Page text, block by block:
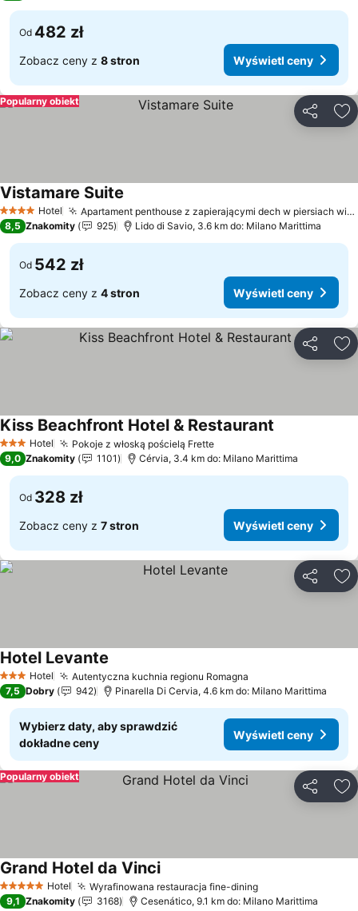
Od 482 zł
Zobacz ceny z 8 stron Wyświetl ceny
Popularny obiekt
4 KategoriaHotel Apartament penthouse z zapierającymi dech w piersiach widokami
Vistamare Suite
8,5 Znakomity 925 Lido di Savio, 3.6 km do: Milano Marittima
Od 542 zł
Zobacz ceny z 4 stron Wyświetl ceny
3 Kategoria
Hotel Pokoje z włoską pościelą FretteWyświetl ceny
Kiss Beachfront Hotel & Restaurant
9,0 Znakomity 1101 Cérvia, 3.4 km do: Milano Marittima
Od 328 zł
Zobacz ceny z 7 stron Wyświetl ceny
3 Kategoria
Hotel Autentyczna kuchnia regionu Romagna
Hotel Levante
7,5 Dobry 942 Pinarella Di Cervia, 4.6 km do: Milano Marittima
Wybierz daty, aby sprawdzić
dokładne ceny
Wyświetl ceny
Popularny obiekt
5 KategoriaHotel Wyrafinowana restauracja fine-diningWyświetl ceny
Grand Hotel da VinciWyświetl ceny
9,1 Znakomity 3168 Cesenático, 9.1 km do: Milano Marittima